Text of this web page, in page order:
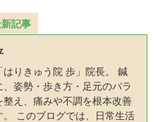
記事
はりきゅう院 歩」院長。 鍼
姿勢・歩き方・足元のバラ
整え、痛みや不調を根本改善
。 このブログでは、日常生活